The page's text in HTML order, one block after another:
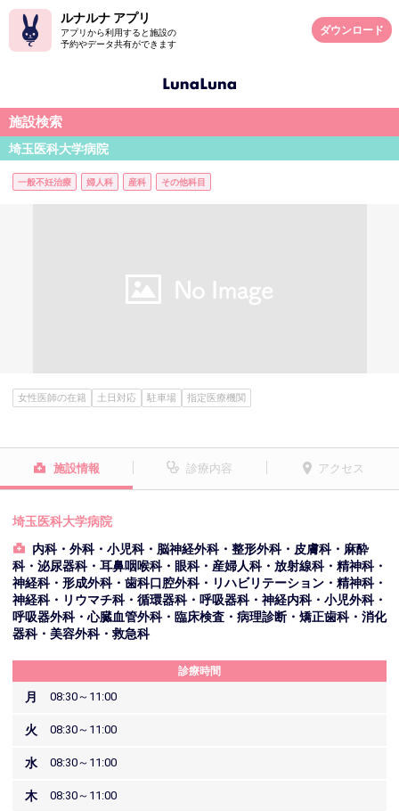
ルナルナ アプリ
アプリから利用すると施設の
予約やデータ共有ができます
ダウンロード
施設検索
埼玉医科大学病院
一般不妊治療 婦人科 産科 その他科目
女性医師の在籍 土日対応 駐車場 指定医療機関
施設情報 診療内容 アクセス
埼玉医科大学病院
内科・外科・小児科・脳神経外科・整形外科・皮膚科・麻酔
科・泌尿器科・耳鼻咽喉科・眼科・産婦人科・放射線科・精神科・
神経科・形成外科・歯科口腔外科・リハビリテーション・精神科・
神経科・リウマチ科・循環器科・呼吸器科・神経内科・小児外科・
呼吸器外科・心臓血管外科・臨床検査・病理診断・矯正歯科・消化
器科・美容外科・救急科
診療時間
月 08:30～11:00
火 08:30～11:00
水 08:30～11:00
木 08:30～11:00